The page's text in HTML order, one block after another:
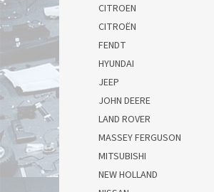
CITROEN
CITROËN
FENDT
HYUNDAI
JEEP
JOHN DEERE
LAND ROVER
MASSEY FERGUSON
MITSUBISHI
NEW HOLLAND